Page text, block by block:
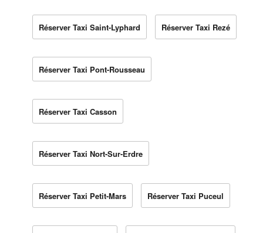
Réserver Taxi Saint-Lyphard Réserver Taxi Rezé
Réserver Taxi Pont-Rousseau
Réserver Taxi Casson
Réserver Taxi Nort-Sur-Erdre
Réserver Taxi Petit-Mars Réserver Taxi Puceul